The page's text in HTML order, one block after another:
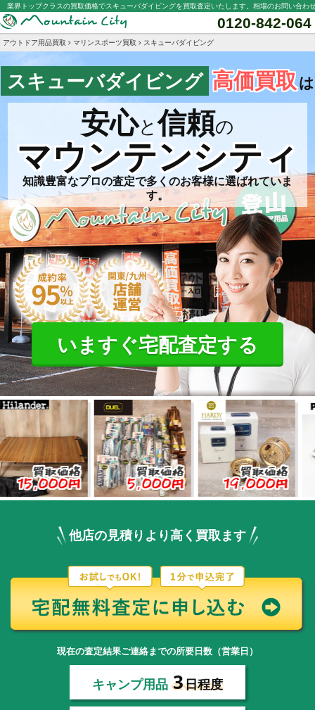
業界トップクラスの買取価格でスキューバダイビングを買取査定いたします。相場のお問い合わ
0120-842-064
アウトドア用品買取 マリンスポーツ買取 スキューバダイビング
スキューバダイビング 高価買取は
安心と信頼の
マウンテンシティ
知識豊富なプロの査定で多くのお客様に選ばれていま
す。
いますぐ宅配査定する
価格
円
買取価格
5,000円
買取価格
19,000円
他店の見積りより高く買取ます
現在の査定結果ご連絡までの所要日数（営業日）
キャンプ用品 3日程度